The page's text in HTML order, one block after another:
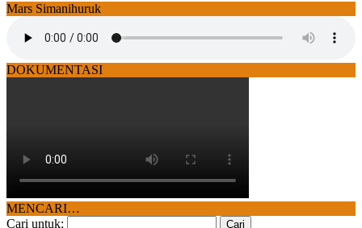
Mars Simanihuruk
DOKUMENTASI
MENCARI…
Cari untuk: